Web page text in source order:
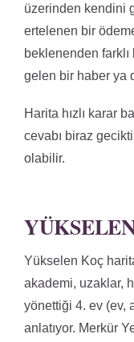
üzerinden kendini
ertelenen bir
beklenenden farklı
gelen bir haber ya
Harita hızlı karar
cevabı biraz
olabilir.
Yükselen Koç
akademi, uzaklar,
yönettiği 4. ev (ev,
anlatıyor. Merkür